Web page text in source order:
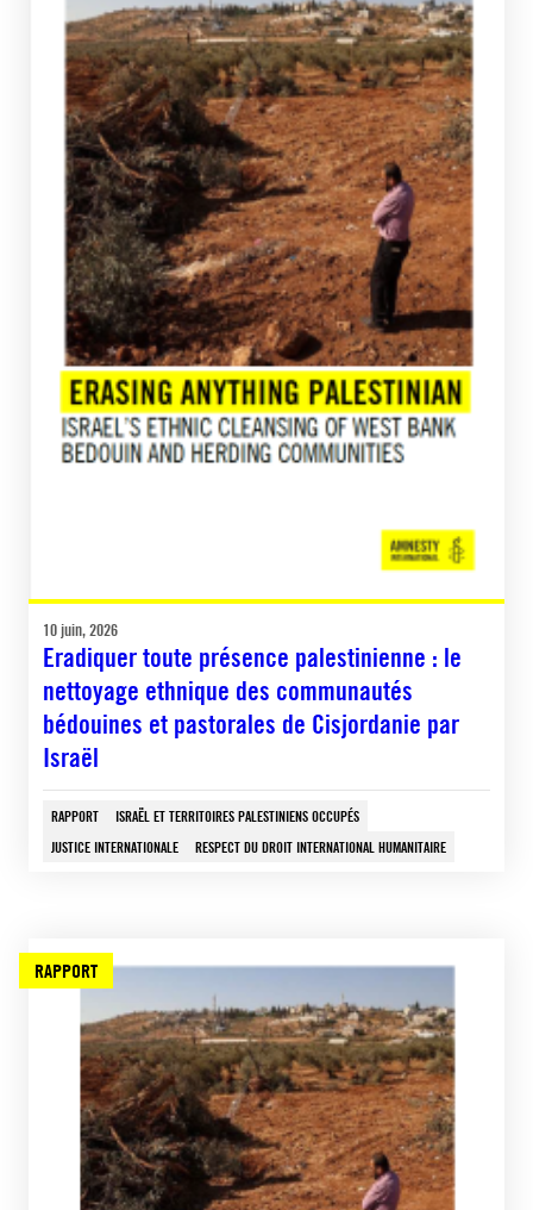
10 juin, 2026
Eradiquer toute présence palestinienne : le
nettoyage ethnique des communautés
bédouines et pastorales de Cisjordanie par
Israël
RAPPORT
ISRAËL ET TERRITOIRES PALESTINIENS OCCUPÉS
JUSTICE INTERNATIONALE
RESPECT DU DROIT INTERNATIONAL HUMANITAIRE
RAPPORT